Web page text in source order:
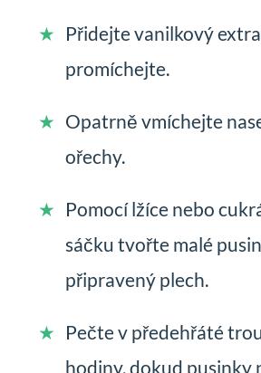
Přidejte vanilkový
promíchejte.
Opatrně vmíchejte
ořechy.
Pomocí lžíce nebo
sáčku tvořte malé
připravený plech.
Pečte v předehřáté
hodiny, dokud pusinky